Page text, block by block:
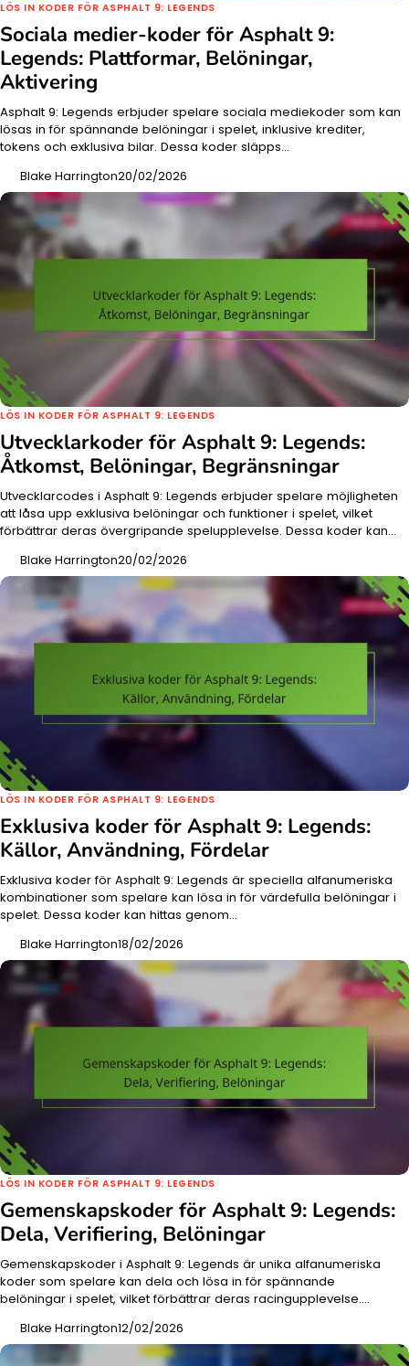
LÖS IN KODER FÖR ASPHALT 9: LEGENDS
Sociala medier-koder för Asphalt 9:
Legends: Plattformar, Belöningar,
Aktivering
Asphalt 9: Legends erbjuder spelare sociala mediekoder som kan
lösas in för spännande belöningar i spelet, inklusive krediter,
tokens och exklusiva bilar. Dessa koder släpps…
Blake Harrington20/02/2026
LÖS IN KODER FÖR ASPHALT 9: LEGENDS
Utvecklarkoder för Asphalt 9: Legends:
Åtkomst, Belöningar, Begränsningar
Utvecklarcodes i Asphalt 9: Legends erbjuder spelare möjligheten
att låsa upp exklusiva belöningar och funktioner i spelet, vilket
förbättrar deras övergripande spelupplevelse. Dessa koder kan…
Blake Harrington20/02/2026
LÖS IN KODER FÖR ASPHALT 9: LEGENDS
Exklusiva koder för Asphalt 9: Legends:
Källor, Användning, Fördelar
Exklusiva koder för Asphalt 9: Legends är speciella alfanumeriska
kombinationer som spelare kan lösa in för värdefulla belöningar i
spelet. Dessa koder kan hittas genom…
Blake Harrington18/02/2026
LÖS IN KODER FÖR ASPHALT 9: LEGENDS
Gemenskapskoder för Asphalt 9: Legends:
Dela, Verifiering, Belöningar
Gemenskapskoder i Asphalt 9: Legends är unika alfanumeriska
koder som spelare kan dela och lösa in för spännande
belöningar i spelet, vilket förbättrar deras racingupplevelse.…
Blake Harrington12/02/2026